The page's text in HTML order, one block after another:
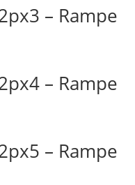
– Rampe
– Rampe
– Rampe